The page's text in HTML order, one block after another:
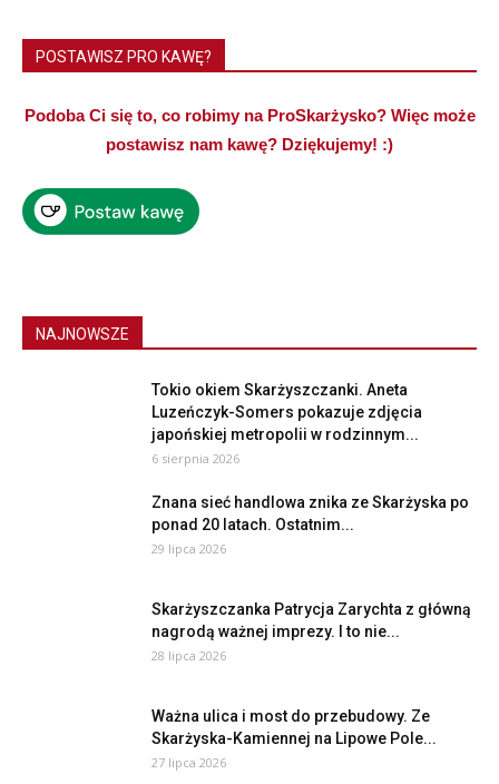
POSTAWISZ PRO KAWĘ?
Podoba Ci się to, co robimy na ProSkarżysko? Więc może
postawisz nam kawę? Dziękujemy! :)
NAJNOWSZE
Tokio okiem Skarżyszczanki. Aneta
Luzeńczyk-Somers pokazuje zdjęcia
japońskiej metropolii w rodzinnym...
6 sierpnia 2026
Znana sieć handlowa znika ze Skarżyska po
ponad 20 latach. Ostatnim...
29 lipca 2026
Skarżyszczanka Patrycja Zarychta z główną
nagrodą ważnej imprezy. I to nie...
28 lipca 2026
Ważna ulica i most do przebudowy. Ze
Skarżyska-Kamiennej na Lipowe Pole...
27 lipca 2026